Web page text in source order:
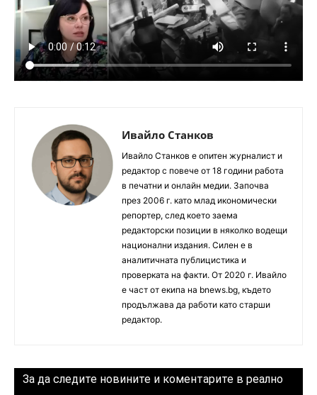
Ивайло Станков
Ивайло Станков е опитен журналист и
редактор с повече от 18 години работа
в печатни и онлайн медии. Започва
през 2006 г. като млад икономически
репортер, след което заема
редакторски позиции в няколко водещи
национални издания. Силен е в
аналитичната публицистика и
проверката на факти. От 2020 г. Ивайло
е част от екипа на bnews.bg, където
продължава да работи като старши
редактор.
За да следите новините и коментарите в реално